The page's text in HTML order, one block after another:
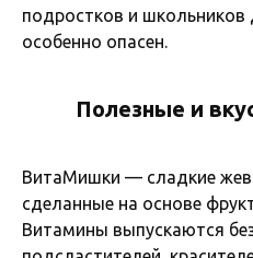
подростков и школьников
особенно опасен.
Полезные и
ВитаМишки — сладкие
сделанные на основе
Витамины выпускаются